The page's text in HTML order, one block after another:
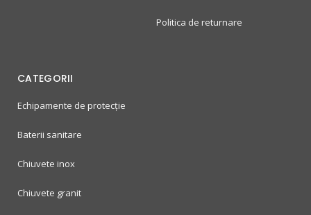
Politica de returnare
CATEGORII
Echipamente de protecție
Baterii sanitare
Chiuvete inox
Chiuvete granit